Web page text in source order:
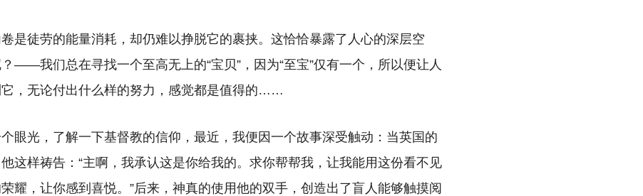
是徒劳的能量消耗，却仍难以挣脱它的裹挟。这恰恰暴露了人心的深层空
——我们总在寻找一个至高无上的“宝贝”，因为“至宝”仅有一个，所以便让人
，无论付出什么样的努力，感觉都是值得的……
眼光，了解一下基督教的信仰，最近，我便因一个故事深受触动：当英国的
这样祷告：“主啊，我承认这是你给我的。求你帮帮我，让我能用这份看不见
耀，让你感到喜悦。”后来，神真的使用他的双手，创造出了盲人能够触摸阅